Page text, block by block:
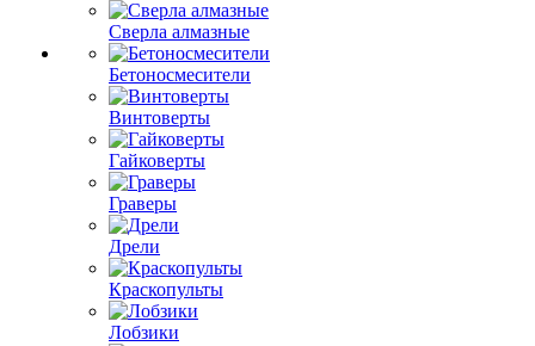
Сверла алмазные
Бетоносмесители
Винтоверты
Гайковерты
Граверы
Дрели
Краскопульты
Лобзики